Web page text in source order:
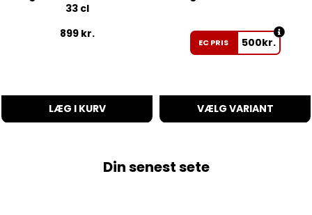
33 cl
899 kr.
LÆG I KURV
EC PRIS 500kr.
VÆLG VARIANT
Din senest sete